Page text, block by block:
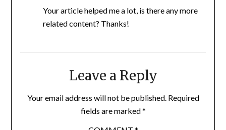
Your article helped me a lot, is there any more
related content? Thanks!
Leave a Reply
Your email address will not be published. Required
fields are marked*